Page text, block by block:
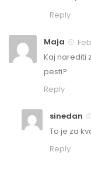
Reply
Maja
Kaj narediti
pesti?
Reply
sinedan
To je za
Reply